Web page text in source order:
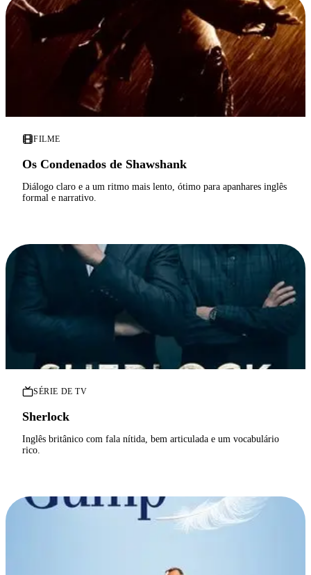
FILME
Os Condenados de Shawshank
Diálogo claro e a um ritmo mais lento, ótimo para apanhares inglês
formal e narrativo.
SÉRIE DE TV
Sherlock
Inglês britânico com fala nítida, bem articulada e um vocabulário
rico.